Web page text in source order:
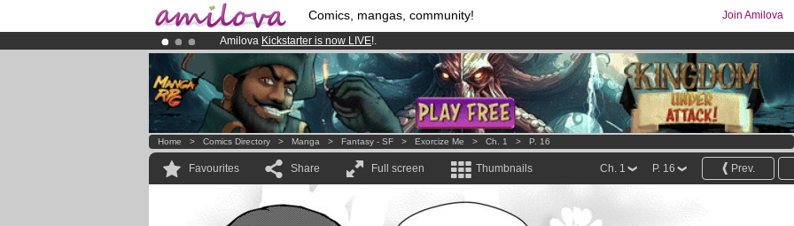
Comics, mangas, community! Join Amilova
Amilova Kickstarter is now LIVE!.
Already 100000membersand 1000comics & mangas!.
Premium membership from3.95 euros per month !Get membership now
Home > Comics Directory > Manga > Fantasy - SF > Exorcize Me > Ch. 1 > P. 16
Favourites Share Full screen Thumbnails Prev.
P. 16
Ch. 1